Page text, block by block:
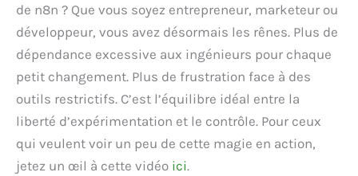
de n8n ? Que vous soyez entrepreneur, marketeur ou
développeur, vous avez désormais les rênes. Plus de
dépendance excessive aux ingénieurs pour chaque
petit changement. Plus de frustration face à des
outils restrictifs. C’est l’équilibre idéal entre la
liberté d’expérimentation et le contrôle. Pour ceux
qui veulent voir un peu de cette magie en action,
jetez un œil à cette vidéo ici.